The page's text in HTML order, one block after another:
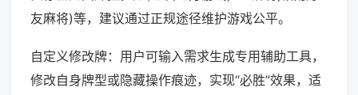
友麻将)等，建议通过正规途径维护游戏公平。
自定义修改牌：用户可输入需求生成专用辅助工具，
修改自身牌型或隐藏操作痕迹，实现“必胜”效果，适